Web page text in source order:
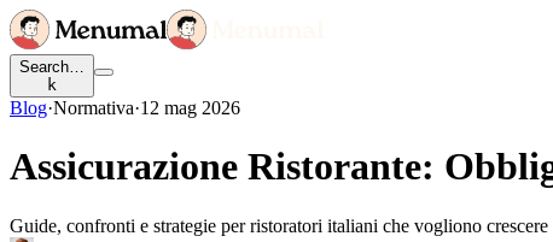
Search…
k
Blog·Normativa·12 mag 2026
Assicurazione Ristorante:
Guide, confronti e strategie per ristoratori italiani che vogliono crescere